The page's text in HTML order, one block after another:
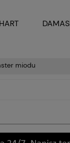
miodu